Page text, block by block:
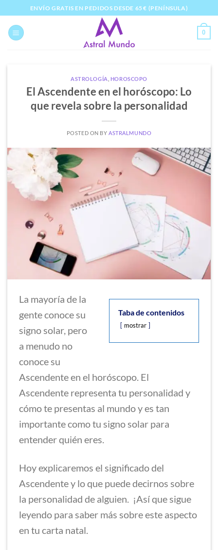
al
contenido
ENVÍO GRATIS EN PEDIDOS DESDE 65 € (PENÍNSULA)
0
ASTROLOGÍA HOROSCOPO
El Ascendente en el horóscopo: Lo
que revela sobre la personalidad
POSTED ON BY ASTRALMUNDO
Taba de contenidos
mostrar
La mayoría de la
gente conoce su
signo solar, pero
a menudo no
conoce su
Ascendente en el horóscopo. El
Ascendente representa tu personalidad y
cómo te presentas al mundo y es tan
importante como tu signo solar para
entender quién eres.
Hoy explicaremos el significado del
Ascendente y lo que puede decirnos sobre
la personalidad de alguien. ¡Así que sigue
leyendo para saber más sobre este aspecto
en tu carta natal.